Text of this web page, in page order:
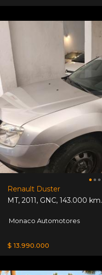
Renault Duster
MT, 2011, GNC, 143.000 km.
Monaco Automotores
$ 13.990.000